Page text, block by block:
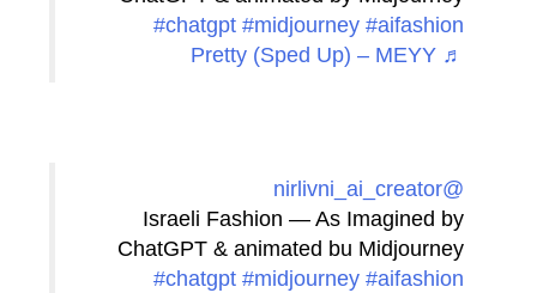
#chatgpt #midjourney #aifashion
♬ Pretty (Sped Up) – MEYY
@nirlivni_ai_creator
Israeli Fashion — As Imagined by
ChatGPT & animated bu Midjourney
#chatgpt #midjourney #aifashion